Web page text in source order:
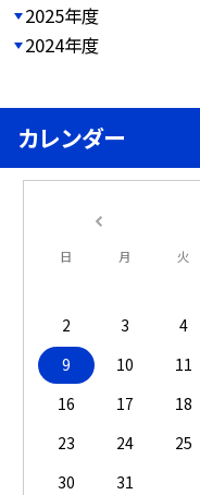
2025年度
2024年度
カレンダー
日 月 火
2
3 4
9
10 11
16
17 18
23
24 25
30
31